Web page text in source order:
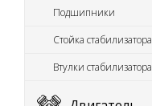
Подшипники
Стойка стабилизатора
Втулки стабилизатора